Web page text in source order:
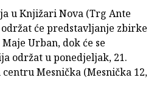
u Knjižari Nova (Trg Ante
održat će predstavljanje zbirke
Urban, dok će se
održat u ponedjeljak, 21.
Mesnička (Mesnička 12,